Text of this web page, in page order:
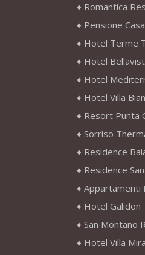
Romantica
Pensione
Hotel Terme
Hotel
Hotel
Hotel Villa
Resort Punta
Sorriso
Residence
Residence
Appartamenti
Hotel Galidon
San Montano
Hotel Villa